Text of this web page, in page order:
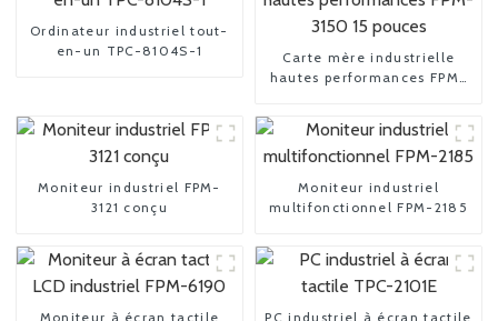
Ordinateur industriel tout-
en-un TPC-8104S-1
Carte mère industrielle
hautes performances FPM-
Moniteur industriel FPM-
3121 conçu
Moniteur industriel
multifonctionnel FPM-2185
Moniteur à écran tactile
PC industriel à écran tactile